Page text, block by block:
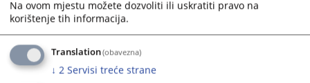
Na ovom mjestu možete dozvoliti ili uskratiti pravo na
korištenje tih informacija.
Translation(obavezna)
↓ 2 Servisi treće strane